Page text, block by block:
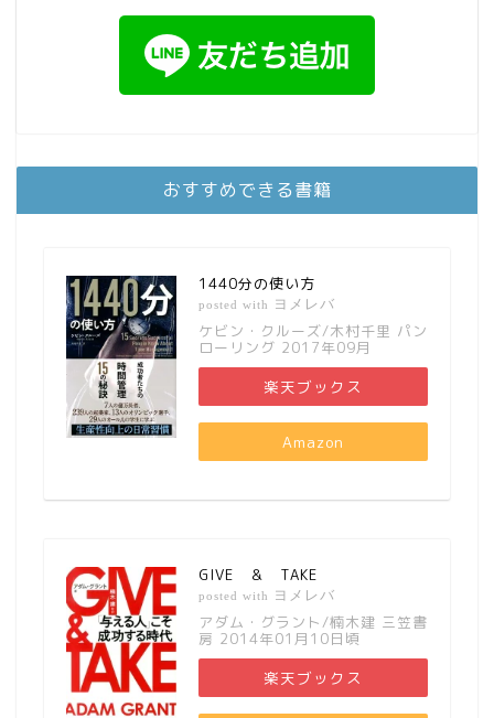
おすすめできる書籍
1440分の使い方
posted with ヨメレバ
ケビン・クルーズ/木村千里 パン
ローリング 2017年09月
楽天ブックス
Amazon
GIVE ＆ TAKE
posted with ヨメレバ
アダム・グラント/楠木建 三笠書
房 2014年01月10日頃
楽天ブックス